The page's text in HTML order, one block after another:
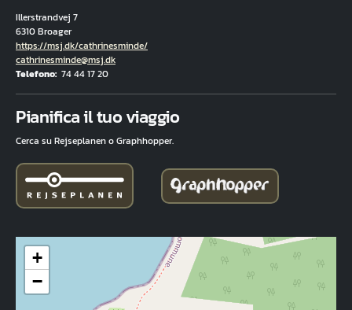
Illerstrandvej 7
6310 Broager
Hjemmeside
https://msj.dk/cathrinesminde/
E-mail
cathrinesminde@msj.dk
Telefono 74 44 17 20
Pianifica il tuo viaggio
Cerca su Rejseplanen o Graphhopper.
+
−